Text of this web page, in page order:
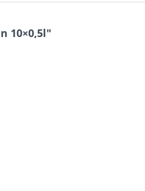
10×0,5l"